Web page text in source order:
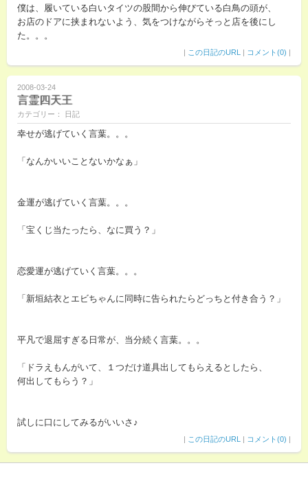
僕は、履いている白いタイツの股間から伸びている白鳥の頭が、
お店のドアに挟まれないよう、気をつけながらそっと店を後にし
た。。。
| この日記のURL | コメント(0) |
2008-03-24
言霊四天王
カテゴリー： 日記
幸せが逃げていく言葉。。。
「なんかいいことないかなぁ」
金運が逃げていく言葉。。。
「宝くじ当たったら、なに買う？」
恋愛運が逃げていく言葉。。。
「新垣結衣とエビちゃんに同時に告られたらどっちと付き合う？」
平凡で退屈すぎる日常が、当分続く言葉。。。
「ドラえもんがいて、１つだけ道具出してもらえるとしたら、
何出してもらう？」
試しに口にしてみるがいいさ♪
| この日記のURL | コメント(0) |